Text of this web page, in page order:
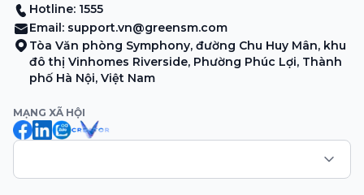
Hotline: 1555
Email: support.vn@greensm.com
Tòa Văn phòng Symphony, đường Chu Huy Mân, khu
đô thị Vinhomes Riverside, Phường Phúc Lợi, Thành
phố Hà Nội, Việt Nam
MẠNG XÃ HỘI